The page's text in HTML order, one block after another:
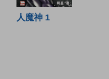
人魔神 1